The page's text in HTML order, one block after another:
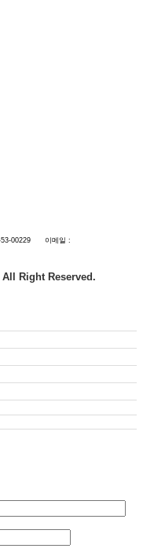
53-00229 이메일 :
Right Reserved.